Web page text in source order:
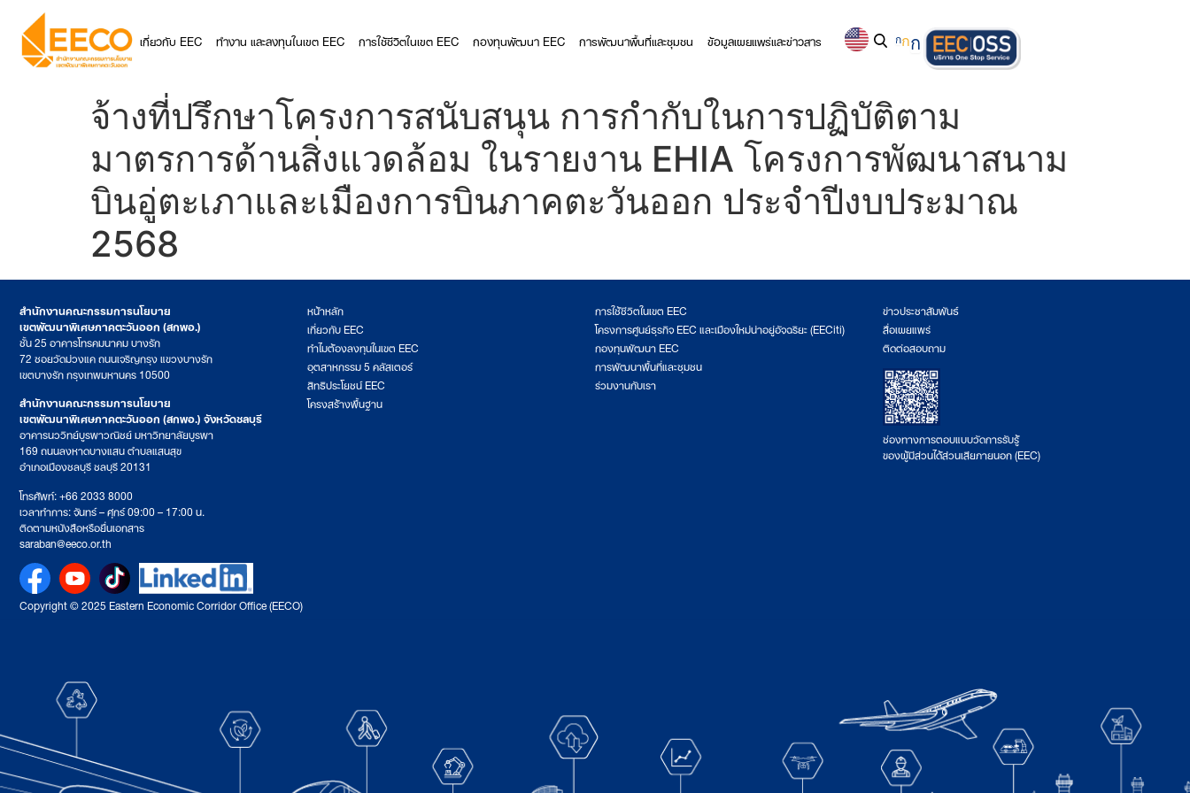
เกี่ยวกับ EEC ทำงาน และลงทุนในเขต EEC การใช้ชีวิตในเขต EEC กองทุนพัฒนา EEC การพัฒนาพื้นที่และชุมชน ข้อมูลเผยแพร่และข่าวสาร กกก
จ้างที่ปรึกษาโครงการสนับสนุน การกำกับในการปฏิบัติตาม
มาตรการด้านสิ่งแวดล้อม ในรายงาน EHIA โครงการพัฒนาสนาม
บินอู่ตะเภาและเมืองการบินภาคตะวันออก ประจำปีงบประมาณ
2568
สำนักงานคณะกรรมการนโยบาย
เขตพัฒนาพิเศษภาคตะวันออก (สกพอ.)
ชั้น 25 อาคารโทรคมนาคม บางรัก
72 ซอยวัดม่วงแค ถนนเจริญกรุง แขวงบางรัก
เขตบางรัก กรุงเทพมหานคร 10500
สำนักงานคณะกรรมการนโยบาย
เขตพัฒนาพิเศษภาคตะวันออก (สกพอ.) จังหวัดชลบุรี
อาคารนววิทย์บูรพาวณิชย์ มหาวิทยาลัยบูรพา
169 ถนนลงหาดบางแสน ตำบลแสนสุข
อำเภอเมืองชลบุรี ชลบุรี 20131
โทรศัพท์: +66 2033 8000
เวลาทำการ: จันทร์ – ศุกร์ 09:00 – 17:00 น.
ติดตามหนังสือหรือยื่นเอกสาร
saraban@eeco.or.th
หน้าหลัก
เกี่ยวกับ EEC
ทำไมต้องลงทุนในเขต EEC
อุตสาหกรรม 5 คลัสเตอร์
สิทธิประโยชน์ EEC
โครงสร้างพื้นฐาน
การใช้ชีวิตในเขต EEC
โครงการศูนย์ธุรกิจ EEC และเมืองใหม่น่าอยู่อัจฉริยะ (EECiti)
กองทุนพัฒนา EEC
การพัฒนาพื้นที่และชุมชน
ร่วมงานกับเรา
ข่าวประชาสัมพันธ์
สื่อเผยแพร่
ติดต่อสอบถาม
ช่องทางการตอบแบบวัดการรับรู้
ของผู้มีส่วนได้ส่วนเสียภายนอก (EEC)
Copyright © 2025 Eastern Economic Corridor Office (EECO)